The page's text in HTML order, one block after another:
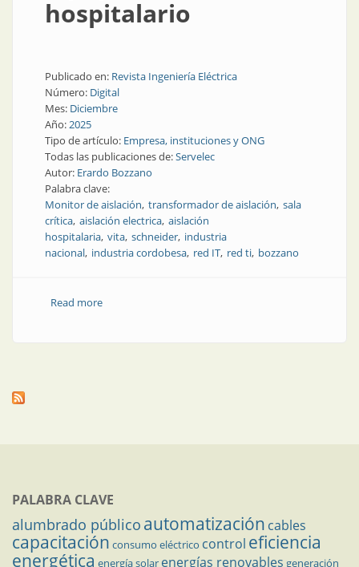
hospitalario
Publicado en: Revista Ingeniería Eléctrica
Número: Digital
Mes: Diciembre
Año:2025
Tipo de artículo: Empresa, instituciones y ONG
Todas las publicaciones de:Servelec
Autor: Erardo Bozzano
Palabra clave:
Monitor de aislación transformador de aislación sala
crítica aislación electrica aislación
hospitalaria vita schneider industria
nacional industria cordobesa red IT red ti bozzano
Read moreabout La empresa argentina que revoluciona el
PALABRA CLAVE
alumbrado público automatización cables
capacitación consumo eléctrico control eficiencia
energética energía solar energías renovables generación